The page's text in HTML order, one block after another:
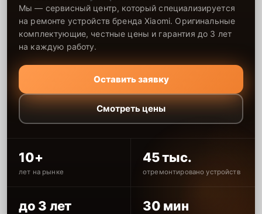
Мы — сервисный центр, который специализируется
на ремонте устройств бренда Xiaomi. Оригинальные
комплектующие, честные цены и гарантия до 3 лет
на каждую работу.
Оставить заявку
Смотреть цены
10+
лет на рынке
45 тыс.
отремонтировано устройств
до 3 лет 30 мин